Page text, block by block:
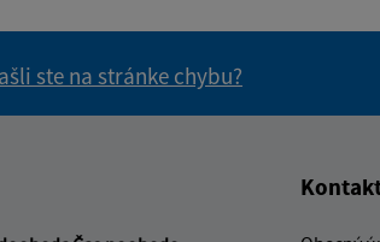
ste na stránke chybu?